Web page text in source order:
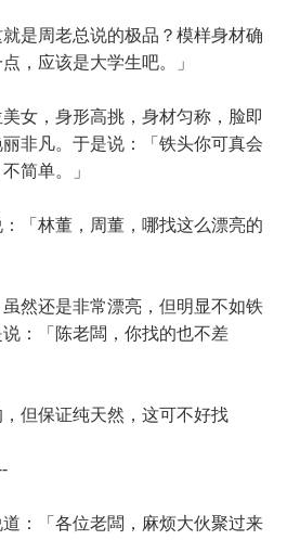
是周老总说的极品？模样身材确
，应该是大学生吧。」
女，身形高挑，身材匀称，脸即
非凡。于是说：「铁头你可真会
简单。」
「林董，周董，哪找这么漂亮的
然还是非常漂亮，但明显不如铁
：「陈老闆，你找的也不差
但保证纯天然，这可不好找
：「各位老闆，麻烦大伙聚过来